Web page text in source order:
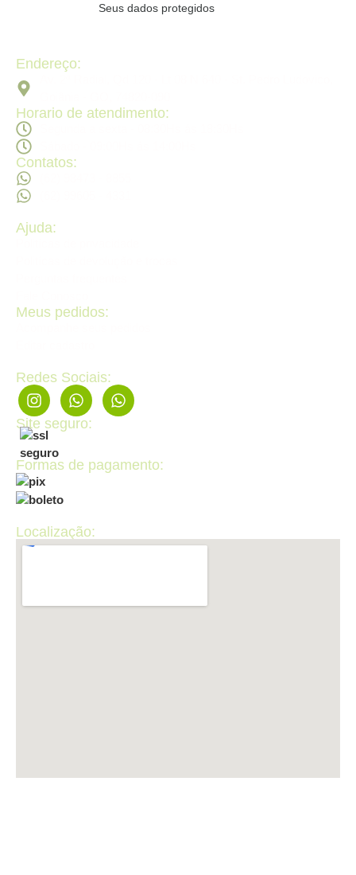
Seus dados protegidos
Endereço:
Horario de atendimento:
Contatos:
Ajuda:
Meus pedidos:
Redes Sociais:
Site seguro:
Formas de pagamento:
Localização: